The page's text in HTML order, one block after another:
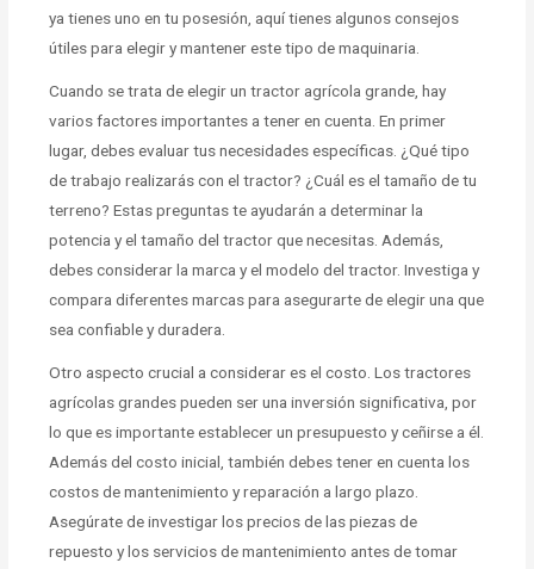
ya tienes uno en tu posesión, aquí tienes algunos consejos
útiles para elegir y mantener este tipo de maquinaria.
Cuando se trata de elegir un tractor agrícola grande, hay
varios factores importantes a tener en cuenta. En primer
lugar, debes evaluar tus necesidades específicas. ¿Qué tipo
de trabajo realizarás con el tractor? ¿Cuál es el tamaño de tu
terreno? Estas preguntas te ayudarán a determinar la
potencia y el tamaño del tractor que necesitas. Además,
debes considerar la marca y el modelo del tractor. Investiga y
compara diferentes marcas para asegurarte de elegir una que
sea confiable y duradera.
Otro aspecto crucial a considerar es el costo. Los tractores
agrícolas grandes pueden ser una inversión significativa, por
lo que es importante establecer un presupuesto y ceñirse a él.
Además del costo inicial, también debes tener en cuenta los
costos de mantenimiento y reparación a largo plazo.
Asegúrate de investigar los precios de las piezas de
repuesto y los servicios de mantenimiento antes de tomar